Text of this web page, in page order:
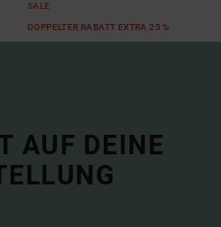
SALE
DOPPELTER RABATT EXTRA 25 %
AUF DEINE